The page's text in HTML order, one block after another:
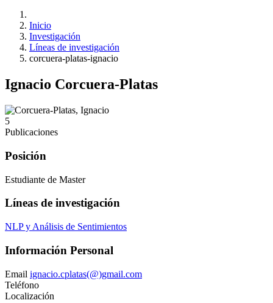
Inicio
Investigación
Líneas de investigación
corcuera-platas-ignacio
Ignacio Corcuera-Platas
5
Publicaciones
Posición
Estudiante de Master
Líneas de investigación
NLP y Análisis de Sentimientos
Información Personal
Email ignacio.cplatas(@)gmail.com
Teléfono
Localización